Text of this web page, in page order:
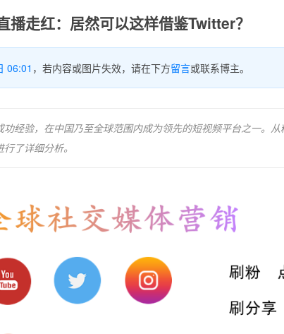
播走红：居然可以这样借鉴Twitter？
06:01 ，若内容或图片失效，请在下方留言或联系博主。
经验，在中国乃至全球范围内成为领先的短视频平台之一。
了详细分析。